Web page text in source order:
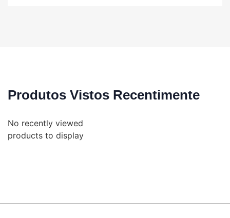
Produtos Vistos Recentimente
No recently viewed
products to display